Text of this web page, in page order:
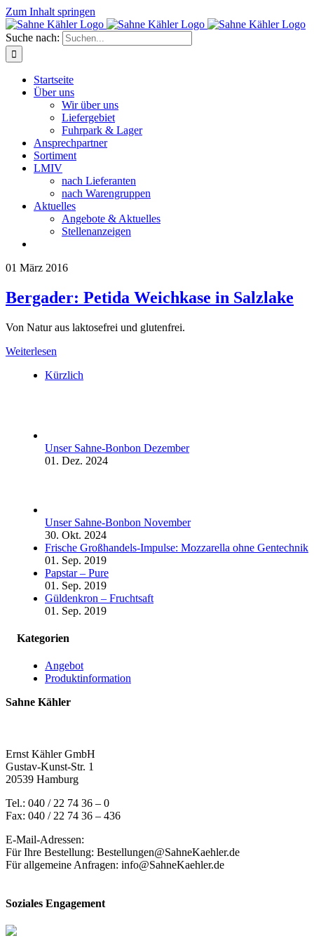
Zum Inhalt springen
Suche nach:
Startseite
Über uns
Wir über uns
Liefergebiet
Fuhrpark & Lager
Ansprechpartner
Sortiment
LMIV
nach Lieferanten
nach Warengruppen
Aktuelles
Angebote & Aktuelles
Stellenanzeigen
01 März 2016
Bergader: Petida Weichkase in Salzlake
Von Natur aus laktosefrei und glutenfrei.
Weiterlesen
Kürzlich
Unser Sahne-Bonbon Dezember
01. Dez. 2024
Unser Sahne-Bonbon November
30. Okt. 2024
Frische Großhandels-Impulse: Mozzarella ohne Gentechnik
01. Sep. 2019
Papstar – Pure
01. Sep. 2019
Güldenkron – Fruchtsaft
01. Sep. 2019
Kategorien
Angebot
Produktinformation
Sahne Kähler
Ernst Kähler GmbH
Gustav-Kunst-Str. 1
20539 Hamburg
Tel.: 040 / 22 74 36 – 0
Fax: 040 / 22 74 36 – 436
E-Mail-Adressen:
Für Ihre Bestellung: Bestellungen@SahneKaehler.de
Für allgemeine Anfragen: info@SahneKaehler.de
Soziales Engagement